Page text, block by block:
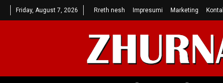
Friday, August 7, 2026 Rreth nesh Impresumi Marketing